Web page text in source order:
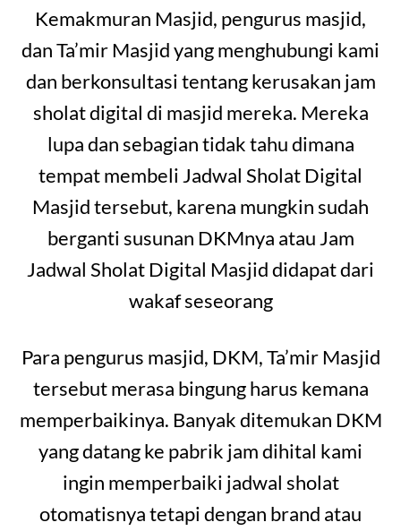
Kemakmuran Masjid, pengurus masjid,
dan Ta’mir Masjid yang menghubungi kami
dan berkonsultasi tentang kerusakan jam
sholat digital di masjid mereka. Mereka
lupa dan sebagian tidak tahu dimana
tempat membeli Jadwal Sholat Digital
Masjid tersebut, karena mungkin sudah
berganti susunan DKMnya atau Jam
Jadwal Sholat Digital Masjid didapat dari
wakaf seseorang
Para pengurus masjid, DKM, Ta’mir Masjid
tersebut merasa bingung harus kemana
memperbaikinya. Banyak ditemukan DKM
yang datang ke pabrik jam dihital kami
ingin memperbaiki jadwal sholat
otomatisnya tetapi dengan brand atau